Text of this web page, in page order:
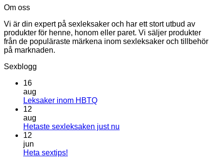
Om oss
Vi är din expert på sexleksaker och har ett stort utbud av
produkter för henne, honom eller paret. Vi säljer produkter
från de populäraste märkena inom sexleksaker och tillbehör
på marknaden.
Sexblogg
16
aug
Leksaker inom HBTQInga
Leksaker
12
aug
Hetaste sexleksaken just nu
12
jun
Heta sextips!